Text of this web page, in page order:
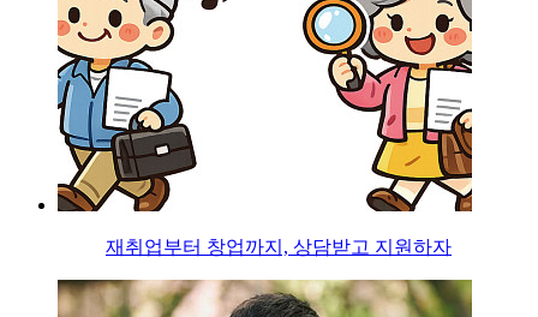
재취업부터 창업까지, 상담받고 지원하자